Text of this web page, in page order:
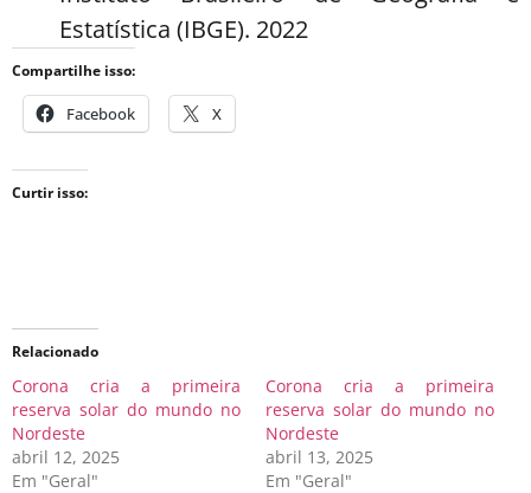
Estatística (IBGE). 2022
Compartilhe isso:
Facebook X
Curtir isso:
Relacionado
Corona cria a primeira
reserva solar do mundo no
Nordeste
abril 12, 2025
Em "Geral"
Corona cria a primeira
reserva solar do mundo no
Nordeste
abril 13, 2025
Em "Geral"